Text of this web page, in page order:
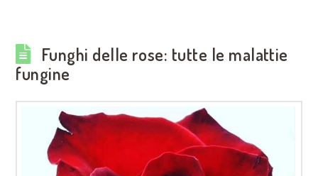
Funghi delle rose: tutte le malattie
fungine